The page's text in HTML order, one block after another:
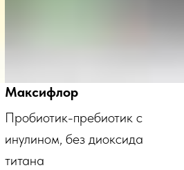
Максифлор
Пробиотик-пребиотик с
инулином, без диоксида
титана